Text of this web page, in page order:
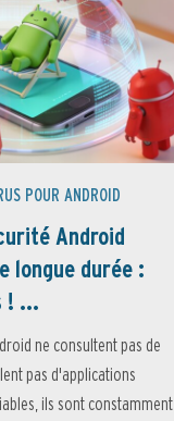
POUR ANDROID
Android
longue durée :
! ...
ne consultent pas de
pas d'applications
ils sont constamment